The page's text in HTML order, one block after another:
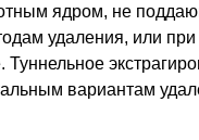
ядром, не
удаления, или при
Туннельное
вариантам